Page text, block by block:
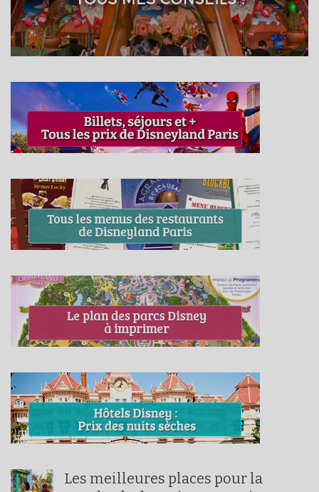
Les meilleures places pour la